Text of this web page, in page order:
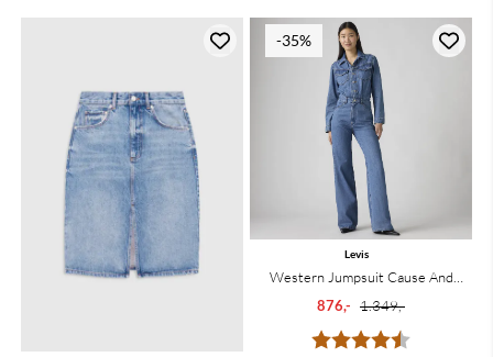
-35%
Karakter:
Levis
Western Jumpsuit Cause And
Effect
876,- 1.349,-